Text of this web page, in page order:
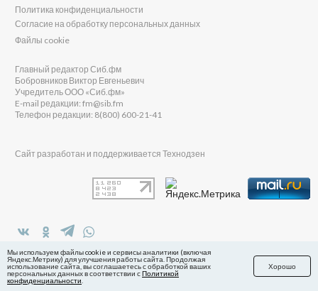
в Яндекс.Дзен
Политика конфиденциальности
Согласие на обработку персональных данных
Файлы cookie
Главный редактор Сиб.фм
Бобровников Виктор Евгеньевич
Учредитель ООО «Сиб.фм»
E-mail редакции: fm@sib.fm
Телефон редакции: 8(800) 600-21-41
Сайт разработан и поддерживается Технодзен
Мы используем файлы cookie и сервисы аналитики (включая
Яндекс.Метрику) для улучшения работы сайта. Продолжая
использование сайта, вы соглашаетесь с обработкой ваших
персональных данных в соответствии сПолитикой
конфиденциальности
Хорошо